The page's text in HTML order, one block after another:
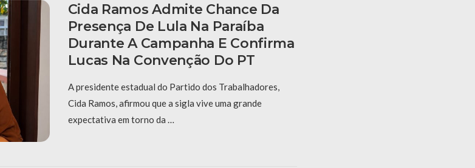
Cida Ramos Admite Chance Da
Presença De Lula Na Paraíba
Durante A Campanha E Confirma
Lucas Na Convenção Do PT
A presidente estadual do Partido dos Trabalhadores,
Cida Ramos, afirmou que a sigla vive uma grande
expectativa em torno da …